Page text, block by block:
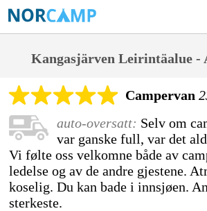
Kangasjärven Leirintäalue -
Campervan
auto-oversatt: Selv om
var ganske full, var det
Vi følte oss velkomne både av
ledelse og av de andre gjestene.
koselig. Du kan bade i innsjøen.
sterkeste.